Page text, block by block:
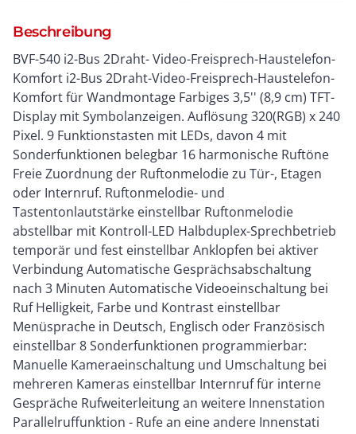
Beschreibung
BVF-540 i2-Bus 2Draht- Video-Freisprech-Haustelefon-
Komfort i2-Bus 2Draht-Video-Freisprech-Haustelefon-
Komfort für Wandmontage Farbiges 3,5'' (8,9 cm) TFT-
Display mit Symbolanzeigen. Auflösung 320(RGB) x 240
Pixel. 9 Funktionstasten mit LEDs, davon 4 mit
Sonderfunktionen belegbar 16 harmonische Ruftöne
Freie Zuordnung der Ruftonmelodie zu Tür-, Etagen
oder Internruf. Ruftonmelodie- und
Tastentonlautstärke einstellbar Ruftonmelodie
abstellbar mit Kontroll-LED Halbduplex-Sprechbetrieb
temporär und fest einstellbar Anklopfen bei aktiver
Verbindung Automatische Gesprächsabschaltung
nach 3 Minuten Automatische Videoeinschaltung bei
Ruf Helligkeit, Farbe und Kontrast einstellbar
Menüsprache in Deutsch, Englisch oder Französisch
einstellbar 8 Sonderfunktionen programmierbar:
Manuelle Kameraeinschaltung und Umschaltung bei
mehreren Kameras einstellbar Internruf für interne
Gespräche Rufweiterleitung an weitere Innenstation
Parallelruffunktion - Rufe an eine andere Innenstati